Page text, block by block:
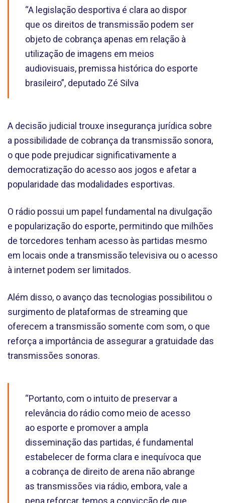
“A legislação desportiva é clara ao dispor
que os direitos de transmissão podem ser
objeto de cobrança apenas em relação à
utilização de imagens em meios
audiovisuais, premissa histórica do esporte
brasileiro”, deputado Zé Silva
A decisão judicial trouxe insegurança jurídica sobre
a possibilidade de cobrança da transmissão sonora,
o que pode prejudicar significativamente a
democratização do acesso aos jogos e afetar a
popularidade das modalidades esportivas.
O rádio possui um papel fundamental na divulgação
e popularização do esporte, permitindo que milhões
de torcedores tenham acesso às partidas mesmo
em locais onde a transmissão televisiva ou o acesso
à internet podem ser limitados.
Além disso, o avanço das tecnologias possibilitou o
surgimento de plataformas de streaming que
oferecem a transmissão somente com som, o que
reforça a importância de assegurar a gratuidade das
transmissões sonoras.
“Portanto, com o intuito de preservar a
relevância do rádio como meio de acesso
ao esporte e promover a ampla
disseminação das partidas, é fundamental
estabelecer de forma clara e inequívoca que
a cobrança de direito de arena não abrange
as transmissões via rádio, embora, vale a
pena reforçar, temos a convicção de que